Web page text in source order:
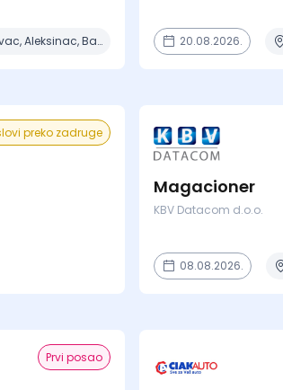
Aleksandrovac, Aleksinac, Batočina, Bela Crkva, Beograd + 7 mesta 20.08.2026.
preko zadruge
Magacioner
KBV Datacom d.o.o.
08.08.2026.
Prvi posao